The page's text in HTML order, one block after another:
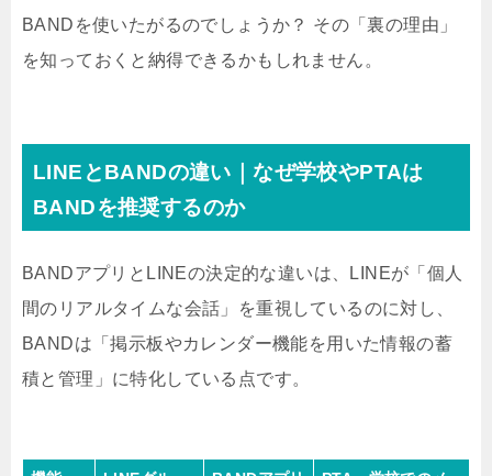
BANDを使いたがるのでしょうか？ その「裏の理由」
を知っておくと納得できるかもしれません。
LINEとBANDの違い｜なぜ学校やPTAは
BANDを推奨するのか
BANDアプリとLINEの決定的な違いは、LINEが「個人
間のリアルタイムな会話」を重視しているのに対し、
BANDは「掲示板やカレンダー機能を用いた情報の蓄
積と管理」に特化している点です。